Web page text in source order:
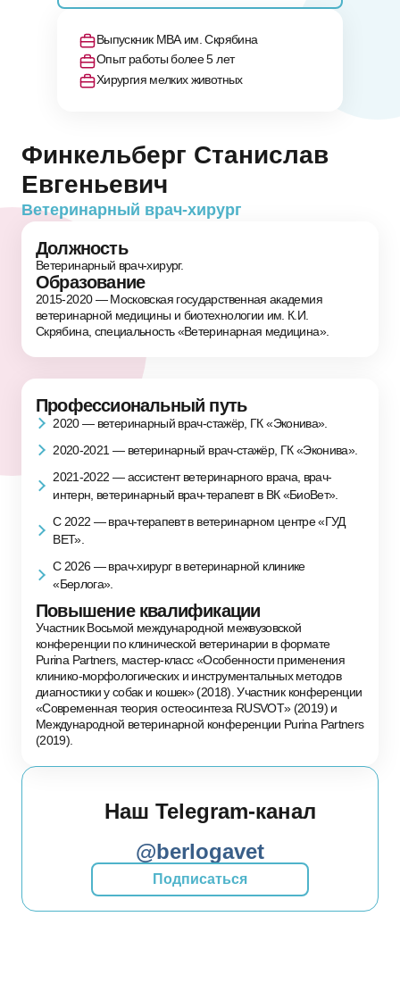
Выпускник МВА им. Скрябина
Опыт работы более 5 лет
Хирургия мелких животных
Финкельберг Станислав
Евгеньевич
Ветеринарный врач-хирург
Должность
Ветеринарный врач-хирург.
Образование
2015-2020 — Московская государственная академия
ветеринарной медицины и биотехнологии им. К.И.
Скрябина, специальность «Ветеринарная медицина».
Профессиональный путь
2020 — ветеринарный врач-стажёр, ГК «Эконива».
2020-2021 — ветеринарный врач-стажёр, ГК «Эконива».
2021-2022 — ассистент ветеринарного врача, врач-
интерн, ветеринарный врач-терапевт в ВК «БиоВет».
С 2022 — врач-терапевт в ветеринарном центре «ГУД
ВЕТ».
С 2026 — врач-хирург в ветеринарной клинике
«Берлога».
Повышение квалификации
Участник Восьмой международной межвузовской
конференции по клинической ветеринарии в формате
Purina Partners, мастер-класс «Особенности применения
клинико-морфологических и инструментальных методов
диагностики у собак и кошек» (2018). Участник конференции
«Современная теория остеосинтеза RUSVOT» (2019) и
Международной ветеринарной конференции Purina Partners
(2019).
Наш Telegram-канал
@berlogavet
Подписаться